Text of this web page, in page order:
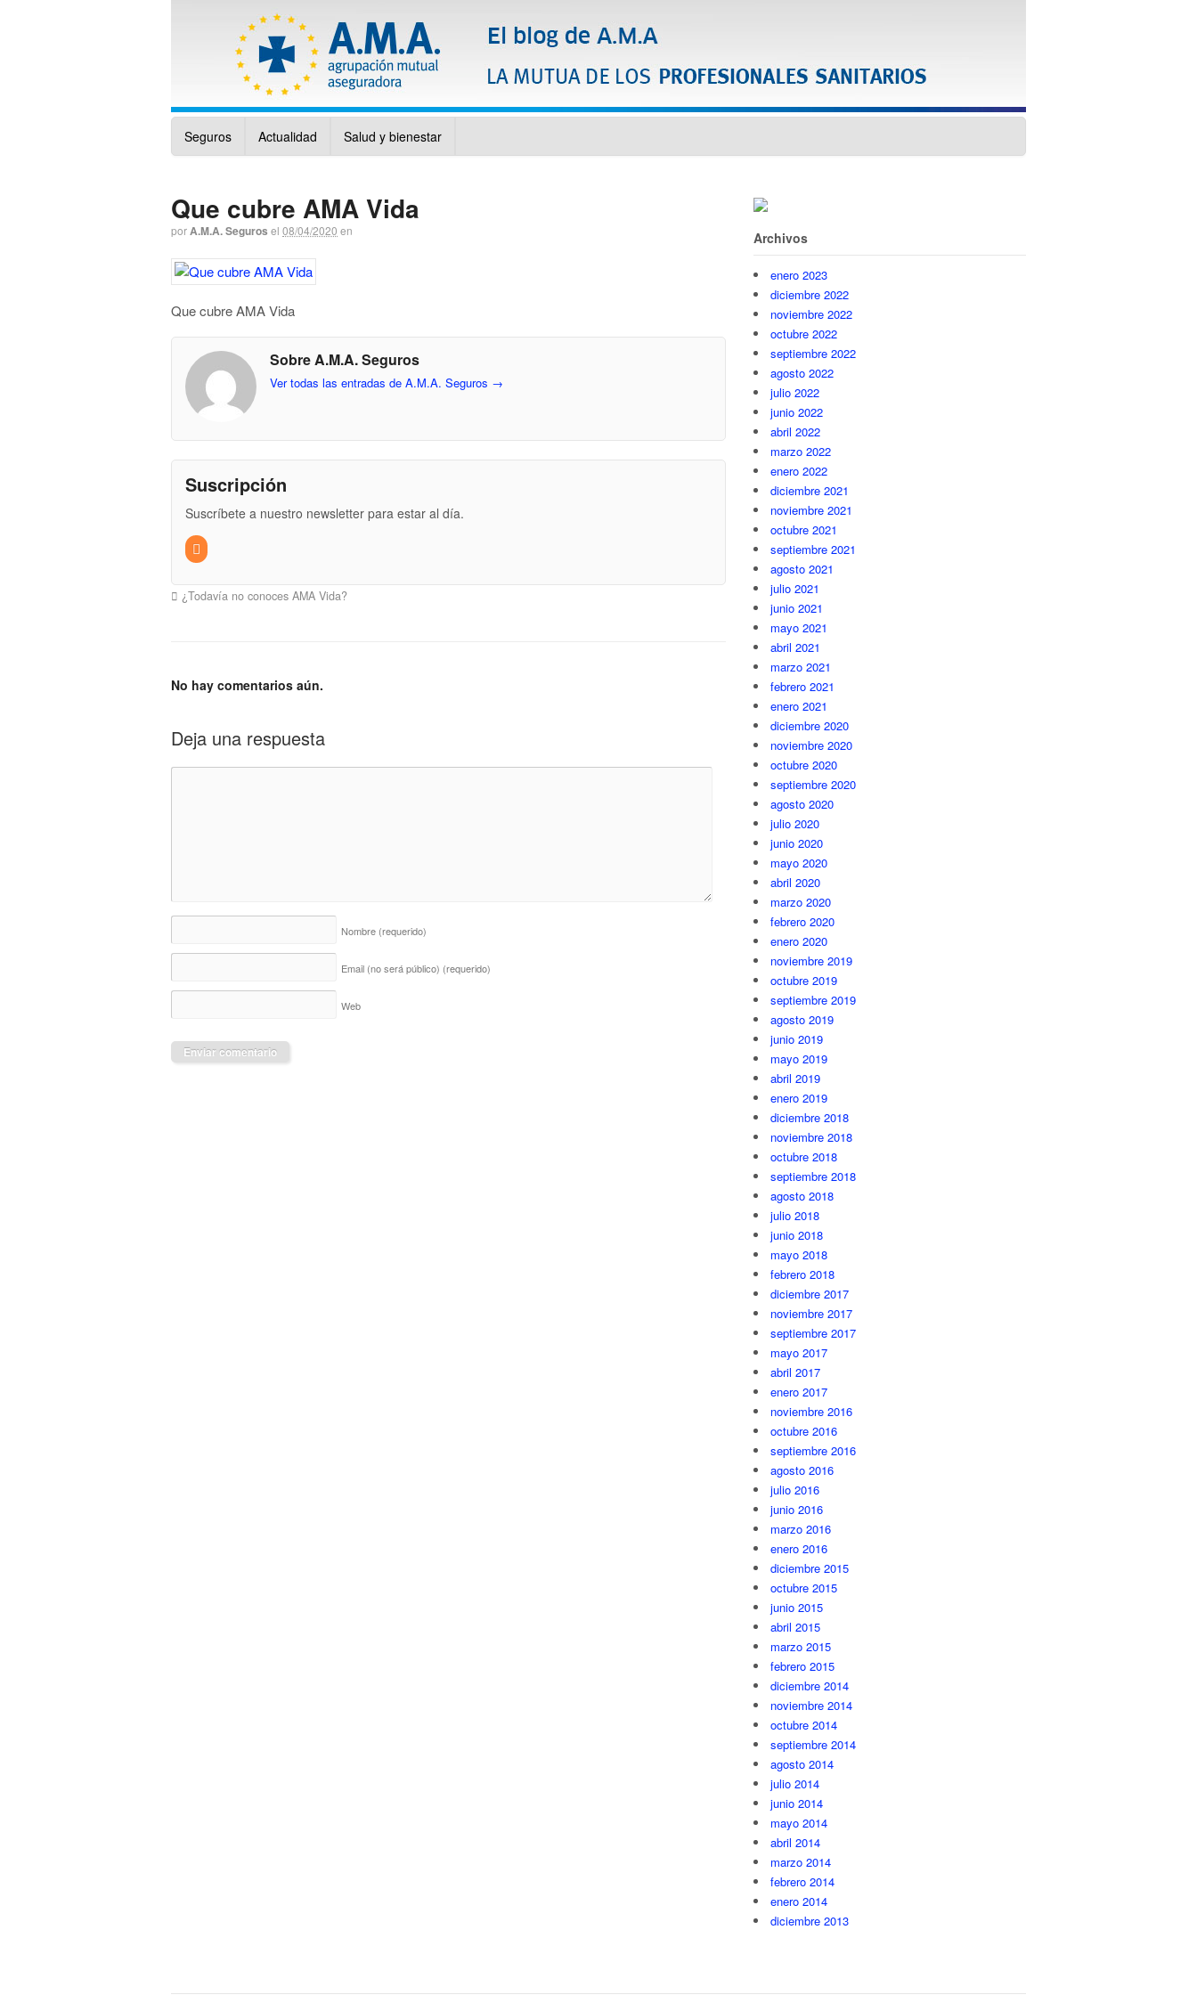
Seguros Actualidad Salud y bienestar
Que cubre AMA Vida
porA.M.A. Seguros el 08/04/2020 en
Que cubre AMA Vida
Sobre A.M.A. Seguros
Ver todas las entradas de A.M.A. Seguros →
Suscripción
Suscríbete a nuestro newsletter para estar al día.
¿Todavía no conoces AMA Vida?
No hay comentarios aún.
Deja una respuesta
Nombre (requerido)
Email (no será público) (requerido)
Web
Archivos
enero 2023
diciembre 2022
noviembre 2022
octubre 2022
septiembre 2022
agosto 2022
julio 2022
junio 2022
abril 2022
marzo 2022
enero 2022
diciembre 2021
noviembre 2021
octubre 2021
septiembre 2021
agosto 2021
julio 2021
junio 2021
mayo 2021
abril 2021
marzo 2021
febrero 2021
enero 2021
diciembre 2020
noviembre 2020
octubre 2020
septiembre 2020
agosto 2020
julio 2020
junio 2020
mayo 2020
abril 2020
marzo 2020
febrero 2020
enero 2020
noviembre 2019
octubre 2019
septiembre 2019
agosto 2019
junio 2019
mayo 2019
abril 2019
enero 2019
diciembre 2018
noviembre 2018
octubre 2018
septiembre 2018
agosto 2018
julio 2018
junio 2018
mayo 2018
febrero 2018
diciembre 2017
noviembre 2017
septiembre 2017
mayo 2017
abril 2017
enero 2017
noviembre 2016
octubre 2016
septiembre 2016
agosto 2016
julio 2016
junio 2016
marzo 2016
enero 2016
diciembre 2015
octubre 2015
junio 2015
abril 2015
marzo 2015
febrero 2015
diciembre 2014
noviembre 2014
octubre 2014
septiembre 2014
agosto 2014
julio 2014
junio 2014
mayo 2014
abril 2014
marzo 2014
febrero 2014
enero 2014
diciembre 2013